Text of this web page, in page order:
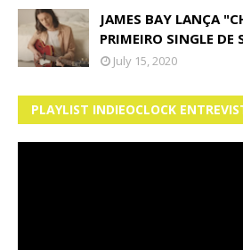
JAMES BAY LANÇA
PRIMEIRO SINGLE DE
July 15, 2020
PLAYLIST INDIEOCLOCK